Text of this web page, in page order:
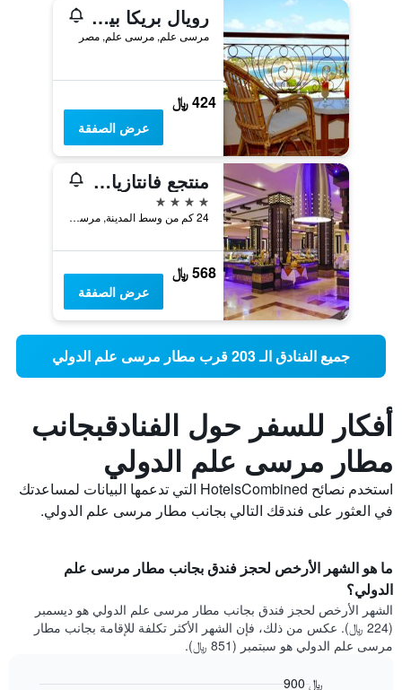
رويال بريكا بيتش ريزورت
مرسى علم, مرسى علم, مصر
424 ﷼
عرض الصفقة
منتجع فانتازيا مرسى علم
4 نجوم
24 كم من وسط المدينة, مرسى علم, مصر
568 ﷼
عرض الصفقة
جميع الفنادق الـ 203 قرب مطار مرسى علم الدولي
أفكار للسفر حول الفنادقبجانب
مطار مرسى علم الدولي
استخدم نصائح HotelsCombined التي تدعمها البيانات لمساعدتك
في العثور على فندقك التالي بجانب مطار مرسى علم الدولي.
ما هو الشهر الأرخص لحجز فندق بجانب مطار مرسى علم
الدولي؟
الشهر الأرخص لحجز فندق بجانب مطار مرسى علم الدولي هو ديسمبر
(224 ﷼). عكس من ذلك، فإن الشهر الأكثر تكلفة للإقامة بجانب مطار
مرسى علم الدولي هو سبتمبر (851 ﷼).
900 ﷼